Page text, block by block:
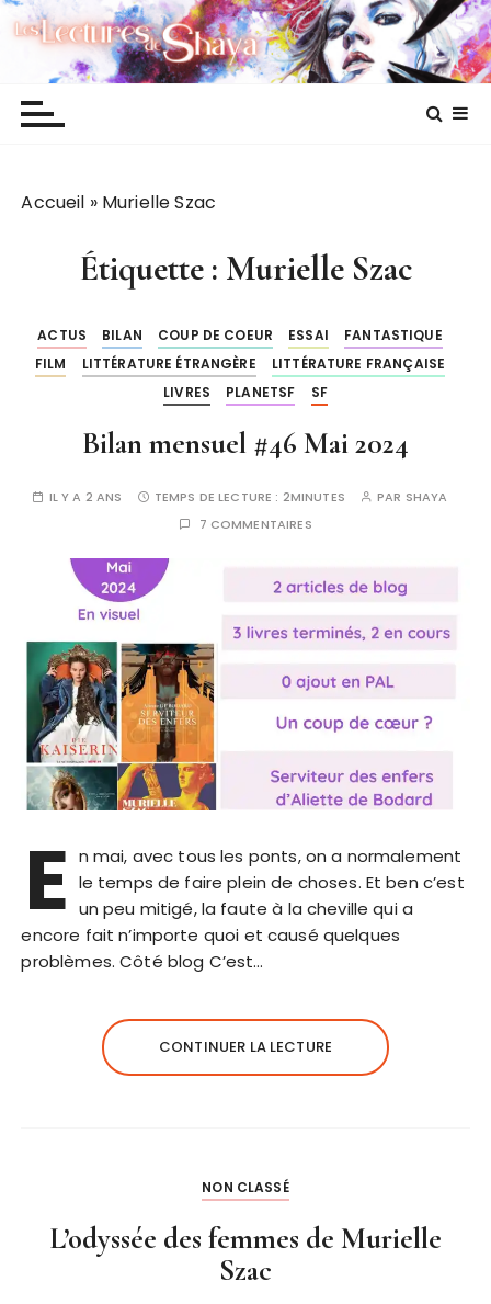
P
Les lectures de Shaya
Accueil » Murielle Szac
Étiquette : Murielle Szac
ACTUS BILAN COUP DE COEUR ESSAI
FANTASTIQUE
FILM
LITTÉRATURE ÉTRANGÈRE
LITTÉRATURE FRANÇAISE
LIVRES
PLANETSF SF
Bilan mensuel #46 Mai 2024
IL Y A 2 ANS TEMPS DE LECTURE : 2MINUTES PAR SHAYA
7 COMMENTAIRES
E n mai, avec tous les ponts, on a normalement
le temps de faire plein de choses. Et ben c’est
un peu mitigé, la faute à la cheville qui a
encore fait n’importe quoi et causé quelques
problèmes. Côté blog C’est…
CONTINUER LA LECTURE
NON CLASSÉ
L’odyssée des femmes de Murielle
Szac